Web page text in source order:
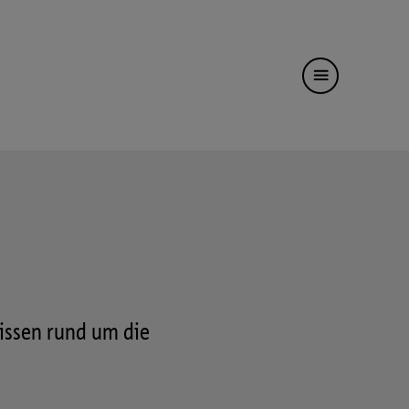
rund um die